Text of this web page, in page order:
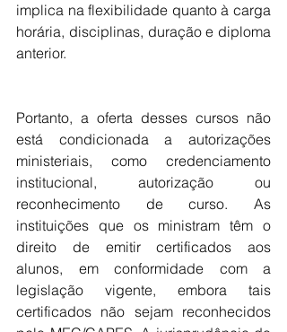
implica na flexibilidade quanto à carga
horária, disciplinas, duração e diploma
anterior.
Portanto, a oferta desses cursos não
está condicionada a autorizações
ministeriais, como credenciamento
institucional, autorização ou
reconhecimento de curso. As
instituições que os ministram têm o
direito de emitir certificados aos
alunos, em conformidade com a
legislação vigente, embora tais
certificados não sejam reconhecidos